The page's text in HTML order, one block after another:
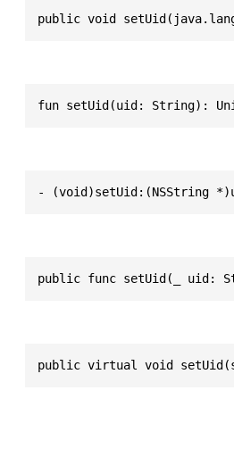
public void
fun setUid(uid: String):
- (void)setUid:(NSString
public func setUid(_ uid:
public virtual void